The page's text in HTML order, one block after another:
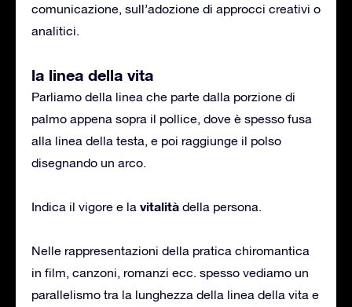
comunicazione, sull’adozione di approcci creativi o
analitici.
la linea della vita
Parliamo della linea che parte dalla porzione di
palmo appena sopra il pollice, dove è spesso fusa
alla linea della testa, e poi raggiunge il polso
disegnando un arco.
Indica il vigore e la vitalità della persona.
Nelle rappresentazioni della pratica chiromantica
in film, canzoni, romanzi ecc. spesso vediamo un
parallelismo tra la lunghezza della linea della vita e